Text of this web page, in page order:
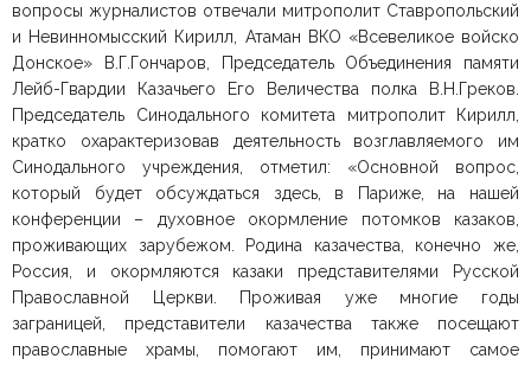
вопросы журналистов отвечали митрополит Ставропольский
и Невинномысский Кирилл, Атаман ВКО «Всевеликое войско
Донское» В.Г.Гончаров, Председатель Объединения памяти
Лейб-Гвардии Казачьего Его Величества полка В.Н.Греков.
Председатель Синодального комитета митрополит Кирилл,
кратко охарактеризовав деятельность возглавляемого им
Синодального учреждения, отметил: «Основной вопрос,
который будет обсуждаться здесь, в Париже, на нашей
конференции – духовное окормление потомков казаков,
проживающих зарубежом. Родина казачества, конечно же,
Россия, и окормляются казаки представителями Русской
Православной Церкви. Проживая уже многие годы
заграницей, представители казачества также посещают
православные храмы, помогают им, принимают самое